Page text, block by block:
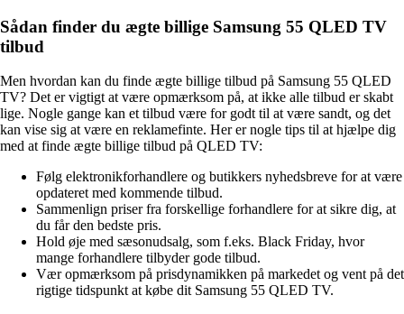
Sådan finder du ægte billige Samsung 55 QLED TV
tilbud
Men hvordan kan du finde ægte billige tilbud på Samsung 55 QLED
TV? Det er vigtigt at være opmærksom på, at ikke alle tilbud er skabt
lige. Nogle gange kan et tilbud være for godt til at være sandt, og det
kan vise sig at være en reklamefinte. Her er nogle tips til at hjælpe dig
med at finde ægte billige tilbud på QLED TV:
Følg elektronikforhandlere og butikkers nyhedsbreve for at være
opdateret med kommende tilbud.
Sammenlign priser fra forskellige forhandlere for at sikre dig, at
du får den bedste pris.
Hold øje med sæsonudsalg, som f.eks. Black Friday, hvor
mange forhandlere tilbyder gode tilbud.
Vær opmærksom på prisdynamikken på markedet og vent på det
rigtige tidspunkt at købe dit Samsung 55 QLED TV.